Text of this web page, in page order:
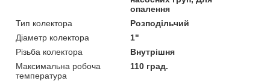
опалення
Тип колектора
Розподільчий
Діаметр колектора
1"
Різьба колектора
Внутрішня
Максимальна робоча
температура
110 град.